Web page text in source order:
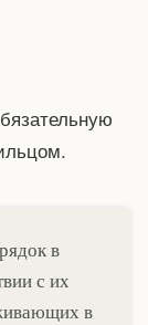
в
с их
в